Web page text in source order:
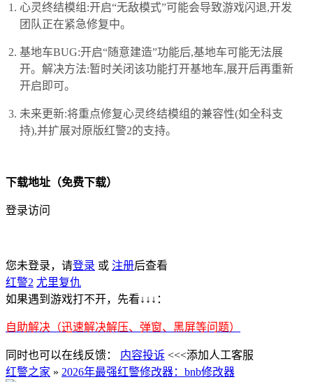
心灵终结模组:开启“无敌模式”可能会导致游戏闪退,开发
团队正在紧急修复中。
基地车BUG:开启“随意建造”功能后,基地车可能无法展
开。解决方法:暂时关闭该功能打开基地车,展开后再重新
开启即可。
未来更新:将重点修复心灵终结模组的兼容性(如全科支
持),并扩展对原版红警2的支持。
下载地址（免费下载）
登录访问
您未登录，请登录 或 注册后查看
红警2 尤里复仇
如果遇到游戏打不开，先看↓↓↓：
自助解决（迅速解决解压、弹窗、黑屏等问题）
同时也可以在线反馈： 内容投诉 <<<添加人工客服
红警之家 » 2026年最强红警修改器：bnb修改器